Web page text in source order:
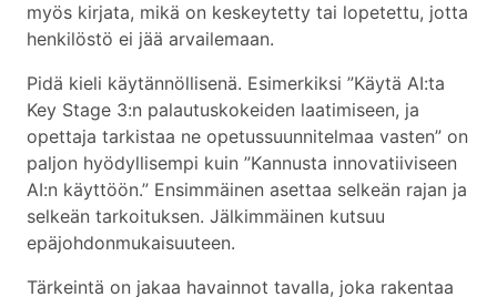
myös kirjata, mikä on keskeytetty tai lopetettu, jotta
henkilöstö ei jää arvailemaan.
Pidä kieli käytännöllisenä. Esimerkiksi ”Käytä AI:ta
Key Stage 3:n palautuskokeiden laatimiseen, ja
opettaja tarkistaa ne opetussuunnitelmaa vasten” on
paljon hyödyllisempi kuin ”Kannusta innovatiiviseen
AI:n käyttöön.” Ensimmäinen asettaa selkeän rajan ja
selkeän tarkoituksen. Jälkimmäinen kutsuu
epäjohdonmukaisuuteen.
Tärkeintä on jakaa havainnot tavalla, joka rakentaa